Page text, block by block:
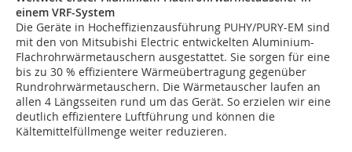
einem VRF-System
Die Geräte in Hocheffizienzausführung PUHY/PURY-EM sind
mit den von Mitsubishi Electric entwickelten Aluminium-
Flachrohrwärmetauschern ausgestattet. Sie sorgen für eine
bis zu 30 % effizientere Wärmeübertragung gegenüber
Rundrohrwärmetauschern. Die Wärmetauscher laufen an
allen 4 Längsseiten rund um das Gerät. So erzielen wir eine
deutlich effizientere Luftführung und können die
Kältemittelfüllmenge weiter reduzieren.